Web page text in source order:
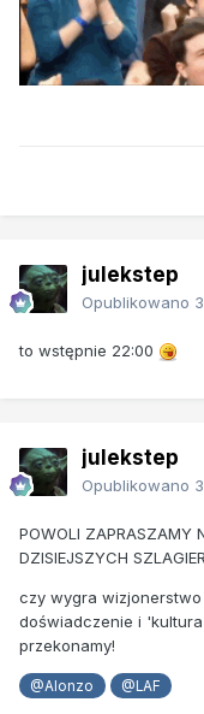
julekstep
Opublikowano
to wstępnie 22:00
julekstep
Opublikowano
POWOLI ZAPRASZAMY
DZISIEJSZYCH
czy wygra wizjonerstwo
doświadczenie i
przekonamy!
@Alonzo @LAF